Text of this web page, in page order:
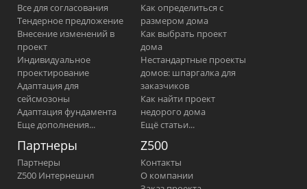
Все для согласования
Тендерное предложение
Внесение изменений в
проект
Индивидуальное
проектирование
Адаптация для
сейсмозоны
Адаптация фундамента
Еще дополнения...
Как определиться с
размером дома
Как выбрать проект
дома
Нестандартные проекты
домов: шпаргалка для
заказчиков
Как найти проект
недорого дома
Ещё статьи...
Партнеры
Партнеры
Z500 Интернешнл
Z500
Контакты
О компании